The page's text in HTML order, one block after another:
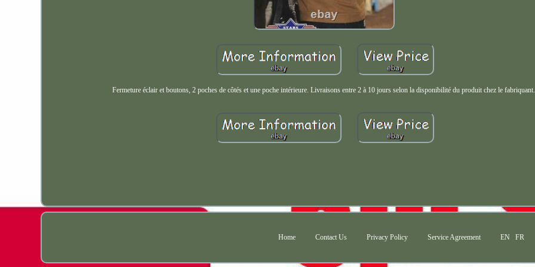
Fermeture éclair et boutons, 2 poches de côtés et une poche intérieure. Livraisons entre 2 à 10 jours selon la disponibilité du produit chez le fabriquant.
Home Contact Us Privacy Policy Service Agreement EN FR